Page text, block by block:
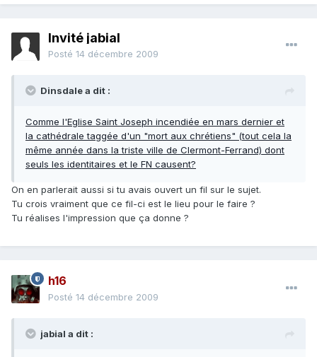
Invité jabial
Posté 14 décembre 2009
Dinsdale a dit :
Comme l'Eglise Saint Joseph incendiée en mars dernier et
la cathédrale taggée d'un "mort aux chrétiens" (tout cela la
même année dans la triste ville de Clermont-Ferrand) dont
seuls les identitaires et le FN causent?
On en parlerait aussi si tu avais ouvert un fil sur le sujet.
Tu crois vraiment que ce fil-ci est le lieu pour le faire ?
Tu réalises l'impression que ça donne ?
h16
Posté 14 décembre 2009
jabial a dit :